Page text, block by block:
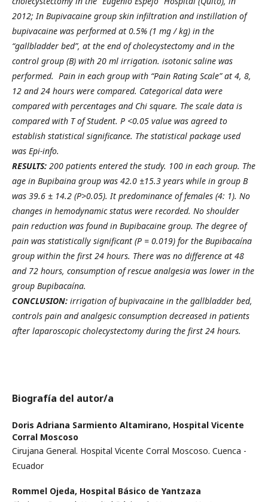
2012; In Bupivacaine group skin infiltration and instillation of
bupivacaine was performed at 0.5% (1 mg / kg) in the
“gallbladder bed”, at the end of cholecystectomy and in the
control group (B) with 20 ml irrigation. isotonic saline was
performed. Pain in each group with “Pain Rating Scale” at 4, 8,
12 and 24 hours were compared. Categorical data were
compared with percentages and Chi square. The scale data is
compared with T of Student. P <0.05 value was agreed to
establish statistical significance. The statistical package used
was Epi-info.
RESULTS: 200 patients entered the study. 100 in each group. The
age in Bupibaina group was 42.0 ±15.3 years while in group B
was 39.6 ± 14.2 (P>0.05). It predominance of females (4: 1). No
changes in hemodynamic status were recorded. No shoulder
pain reduction was found in Bupibacaine group. The degree of
pain was statistically significant (P = 0.019) for the Bupibacaína
group within the first 24 hours. There was no difference at 48
and 72 hours, consumption of rescue analgesia was lower in the
group Bupibacaína.
CONCLUSION: irrigation of bupivacaine in the gallbladder bed,
controls pain and analgesic consumption decreased in patients
after laparoscopic cholecystectomy during the first 24 hours.
Biografía del autor/a
Doris Adriana Sarmiento Altamirano, Hospital Vicente
Corral Moscoso
Cirujana General. Hospital Vicente Corral Moscoso. Cuenca -
Ecuador
Rommel Ojeda, Hospital Básico de Yantzaza